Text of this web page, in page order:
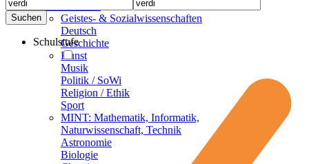
Geistes- & Sozialwissenschaften
Deutsch
Geschichte
Kunst
Musik
Politik / SoWi
Religion / Ethik
Sport
MINT: Mathematik, Informatik,
Naturwissenschaft, Technik
Astronomie
Biologie
Schulstufe